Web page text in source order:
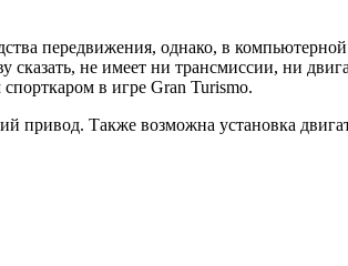
передвижения, однако, в
не имеет ни трансмиссии, ни
в игре Gran Turismo.
Также возможна установка